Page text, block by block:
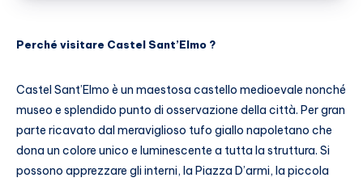
Perché visitare Castel Sant’Elmo ?
Castel Sant’Elmo è un maestosa castello medioevale nonché
museo e splendido punto di osservazione della città. Per gran
parte ricavato dal meraviglioso tufo giallo napoletano che
dona un colore unico e luminescente a tutta la struttura. Si
possono apprezzare gli interni, la Piazza D’armi, la piccola